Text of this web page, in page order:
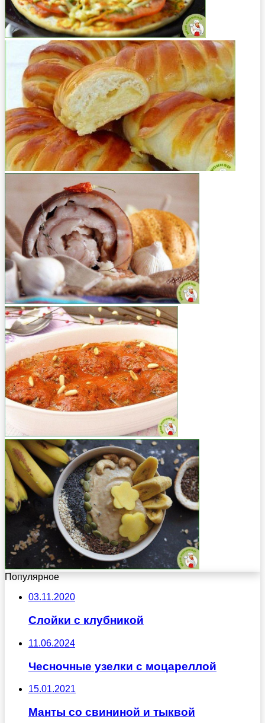
Популярное
03.11.2020
Слойки с клубникой
11.06.2024
Чесночные узелки с моцареллой
15.01.2021
Манты со свининой и тыквой